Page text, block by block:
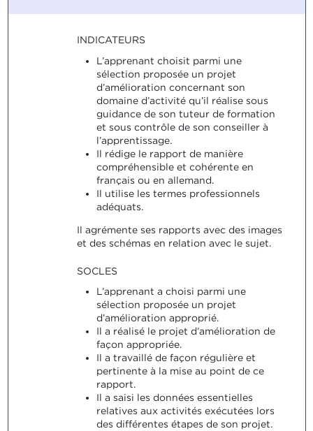
INDICATEURS
L’apprenant choisit parmi une
sélection proposée un projet
d’amélioration concernant son
domaine d’activité qu’il réalise sous
guidance de son tuteur de formation
et sous contrôle de son conseiller à
l’apprentissage.
Il rédige le rapport de manière
compréhensible et cohérente en
français ou en allemand.
Il utilise les termes professionnels
adéquats.
Il agrémente ses rapports avec des images
et des schémas en relation avec le sujet.
SOCLES
L’apprenant a choisi parmi une
sélection proposée un projet
d’amélioration approprié.
Il a réalisé le projet d’amélioration de
façon appropriée.
Il a travaillé de façon régulière et
pertinente à la mise au point de ce
rapport.
Il a saisi les données essentielles
relatives aux activités exécutées lors
des différentes étapes de son projet.